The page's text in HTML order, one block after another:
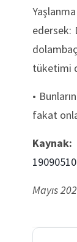
edersek:
tüketimi
•
fakat
Mayıs